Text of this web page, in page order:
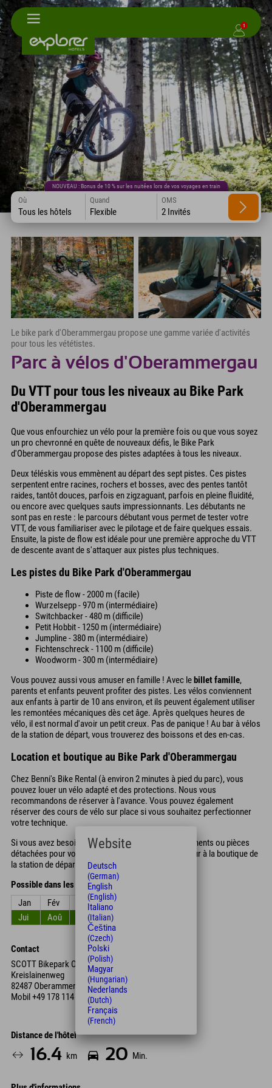
1
NOUVEAU : Bonus de 10 % sur les nuitées lors de vos voyages en train
Où
Tous les hôtels
Quand
Flexible
OMS
2 Invités
Le bike park d'Oberammergau propose une gamme variée d'activités
pour tous les vététistes.
Parc à vélos d'Oberammergau
Du VTT pour tous les niveaux au Bike Park
d'Oberammergau
Que vous enfourchiez un vélo pour la première fois ou que vous soyez
un pro chevronné en quête de nouveaux défis, le Bike Park
d'Oberammergau propose des pistes adaptées à tous les niveaux.
Deux téléskis vous emmènent au départ des sept pistes. Ces pistes
serpentent entre racines, rochers et bosses, avec des pentes tantôt
raides, tantôt douces, parfois en zigzaguant, parfois en pleine fluidité,
ou encore avec quelques sauts impressionnants. Les débutants ne
sont pas en reste : le parcours débutant vous permet de tester votre
VTT, de vous familiariser avec le pilotage et de faire quelques essais.
Ensuite, la piste de flow est idéale pour une première approche du VTT
de descente avant de s'attaquer aux pistes plus techniques.
Les pistes du Bike Park d'Oberammergau
Piste de flow - 2000 m (facile)
Wurzelsepp - 970 m (intermédiaire)
Switchbacker - 480 m (difficile)
Petit Hobbit - 1250 m (intermédiaire)
Jumpline - 380 m (intermédiaire)
Fichtenschreck - 1100 m (difficile)
Woodworm - 300 m (intermédiaire)
Vous pouvez aussi vous amuser en famille ! Avec lebillet famille,
parents et enfants peuvent profiter des pistes. Les vélos conviennent
aux enfants à partir de 10 ans environ, et ils peuvent également utiliser
les remontées mécaniques dès cet âge. Après quelques heures de
vélo, il est normal d'avoir un petit creux. Pas de panique ! Au bar à vélos
de la station de départ, vous trouverez des boissons et des en-cas.
Location et boutique au Bike Park d'Oberammergau
Chez Benni's Bike Rental (à environ 2 minutes à pied du parc), vous
pouvez louer un vélo adapté et des protections. Nous vous
recommandons de réserver à l'avance. Vous pouvez également
réserver des cours de vélo sur place si vous souhaitez perfectionner
votre technique.
Si vous avez besoin de nouveaux équipements, vêtements ou pièces
détachées pour votre VTT, n'hésitez pas à faire un tour à la boutique de
la station de départ !
Possible dans les mois
Jan
Fév Mar Avr
Jui
Aoû Sep Oct
Contact
SCOTT Bikepark Oberammergau
Kreislainenweg
82487 Oberammergau
Mobil+49 178 114 11 44
Distance de l'hôtel
16.4 km 20 Min.
Website
Deutsch
(German)
English
(English)
Italiano
(Italian)
Čeština
(Czech)
Polski
(Polish)
Magyar
(Hungarian)
Nederlands
(Dutch)
Français
(French)